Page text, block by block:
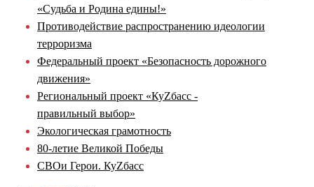
«Судьба и Родина едины!»
Противодействие распространению идеологии
терроризма
Федеральный проект «Безопасность дорожного
движения»
Региональный проект «КуZбасс -
правильный выбор»
Экологическая грамотность
80-летие Великой Победы
СВОи Герои. КуZбасс